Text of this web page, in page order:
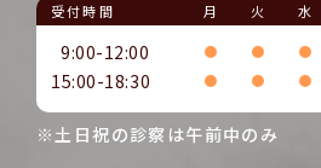
受付時間 月 火 水
9:00-12:00 ● ● ●
15:00-18:30 ● ● ●
※土日祝の診察は午前中のみ